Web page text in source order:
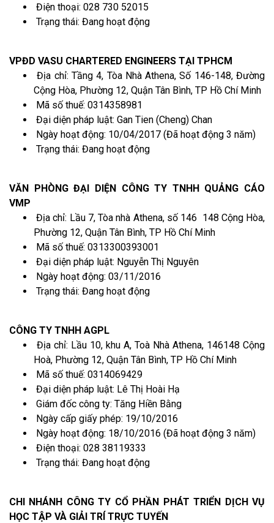
Điện thoại: 028 730 52015
Trạng thái: Đang hoạt động
VPĐD VASU CHARTERED ENGINEERS TẠI TPHCM
Địa chỉ: Tầng 4, Tòa Nhà Athena, Số 146-148, Đường
Cộng Hòa, Phường 12, Quận Tân Bình, TP Hồ Chí Minh
Mã số thuế: 0314358981
Đại diện pháp luật: Gan Tien (Cheng) Chan
Ngày hoạt động: 10/04/2017 (Đã hoạt động 3 năm)
Trạng thái: Đang hoạt động
VĂN PHÒNG ĐẠI DIỆN CÔNG TY TNHH QUẢNG CÁO
VMP
Địa chỉ: Lầu 7, Tòa nhà Athena, số 146 148 Cộng Hòa,
Phường 12, Quận Tân Bình, TP Hồ Chí Minh
Mã số thuế: 0313300393001
Đại diện pháp luật: Nguyễn Thị Nguyên
Ngày hoạt động: 03/11/2016
Trạng thái: Đang hoạt động
CÔNG TY TNHH AGPL
Địa chỉ: Lầu 10, khu A, Toà Nhà Athena, 146148 Cộng
Hoà, Phường 12, Quận Tân Bình, TP Hồ Chí Minh
Mã số thuế: 0314069429
Đại diện pháp luật: Lê Thị Hoài Hạ
Giám đốc công ty: Tăng Hiền Bằng
Ngày cấp giấy phép: 19/10/2016
Ngày hoạt động: 18/10/2016 (Đã hoạt động 3 năm)
Điện thoại: 028 38119333
Trạng thái: Đang hoạt động
CHI NHÁNH CÔNG TY CỔ PHẦN PHÁT TRIỂN DỊCH VỤ
HỌC TẬP VÀ GIẢI TRÍ TRỰC TUYẾN